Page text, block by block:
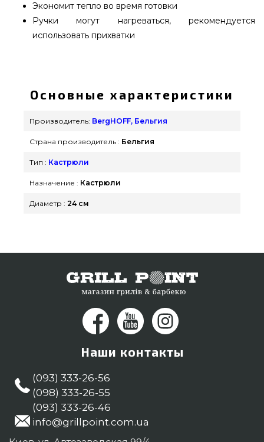
Экономит тепло во время готовки
Ручки могут нагреваться, рекомендуется
использовать прихватки
производителей BergHOFF, Бельгия по
актуальной цене всего 5 399 грн. в каталоге
интернет магазина грилей и мангалов
Посуда для гриля в каталоге магазина Гриль
Поинт. Наберите нашим менеджерам на
Франковск, Белая Церковь
Основные характеристики
Производитель: BergHOFF, Бельгия
Страна производитель : Бельгия
Тип : Кастрюли
Назначение : Кастрюли
Диаметр : 24 см
Наши контакты
(093) 333-26-56
(098) 333-26-55
(093) 333-26-46
info@grillpoint.com.ua